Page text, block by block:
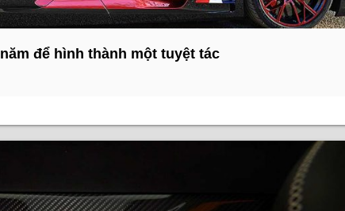
để hình thành một tuyệt tác